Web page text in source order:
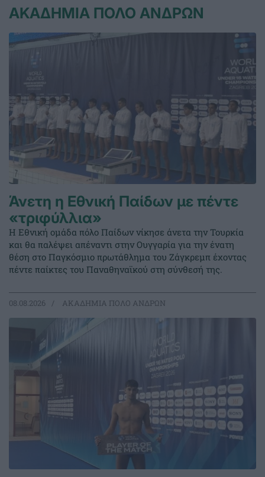
ΑΚΑΔΗΜΙΑ ΠΟΛΟ ΑΝΔΡΩΝ
Άνετη η Εθνική Παίδων με πέντε
«τριφύλλια»
Η Εθνική ομάδα πόλο Παίδων νίκησε άνετα την Τουρκία
και θα παλέψει απέναντι στην Ουγγαρία για την ένατη
θέση στο Παγκόσμιο πρωτάθλημα του Ζάγκρεμπ έχοντας
πέντε παίκτες του Παναθηναϊκού στη σύνθεσή της.
08.08.2026 ΑΚΑΔΗΜΙΑ ΠΟΛΟ ΑΝΔΡΩΝ